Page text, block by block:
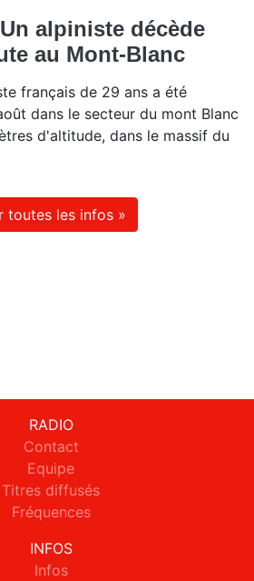
alpiniste décède
au Mont-Blanc
français de 29 ans a été
dans le secteur du mont Blanc
d'altitude, dans le massif du
toutes les infos »
RADIO
Contact
Equipe
Titres diffusés
Fréquences
INFOS
Infos